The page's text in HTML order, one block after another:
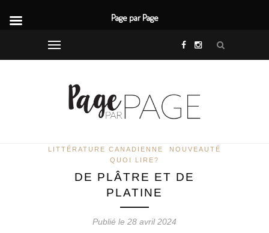
LITTÉRATURE CANADIENNE
NOUVEAUTÉ
QUOI LIRE?
DE PLÂTRE ET DE
PLATINE
Publié le 28 avril 2024
Page par Page